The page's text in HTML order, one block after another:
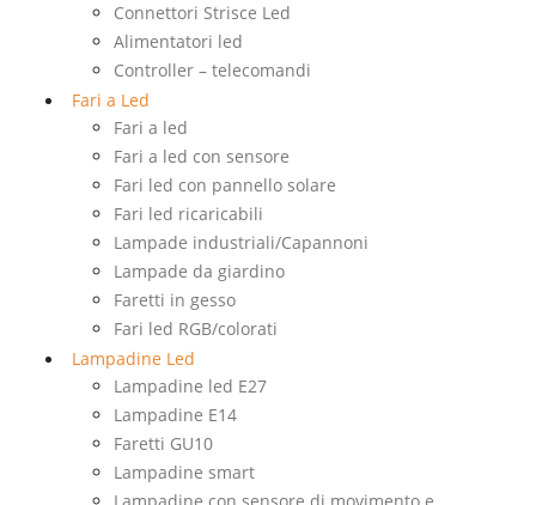
Connettori Strisce Led
Alimentatori led
Controller – telecomandi
Fari a Led
Fari a led
Fari a led con sensore
Fari led con pannello solare
Fari led ricaricabili
Lampade industriali/Capannoni
Lampade da giardino
Faretti in gesso
Fari led RGB/colorati
Lampadine Led
Lampadine led E27
Lampadine E14
Faretti GU10
Lampadine smart